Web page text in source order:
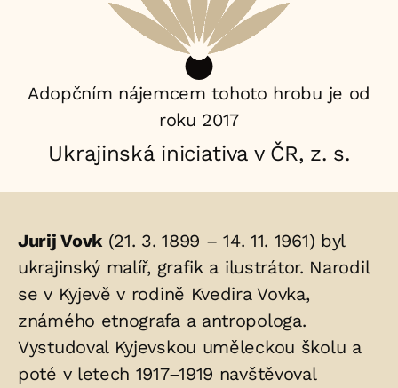
nájemce:
Adopčním nájemcem tohoto hrobu je od
roku 2017
Ukrajinská iniciativa v ČR, z. s.
Životopis
osoby/osob
uložených
v
hrobu:
Jurij Vovk(21. 3. 1899 – 14. 11. 1961) byl
ukrajinský malíř, grafik a ilustrátor. Narodil
se v Kyjevě v rodině Kvedira Vovka,
známého etnografa a antropologa.
Vystudoval Kyjevskou uměleckou školu a
poté v letech 1917–1919 navštěvoval